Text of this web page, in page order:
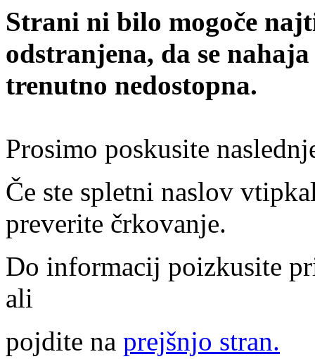
Strani ni bilo mogoče
odstranjena, da se
trenutno nedostopna.
Prosimo poskusite
Če ste spletni naslov
preverite črkovanje.
Do informacij poizkusite
ali
pojdite na prejšnjo stran.